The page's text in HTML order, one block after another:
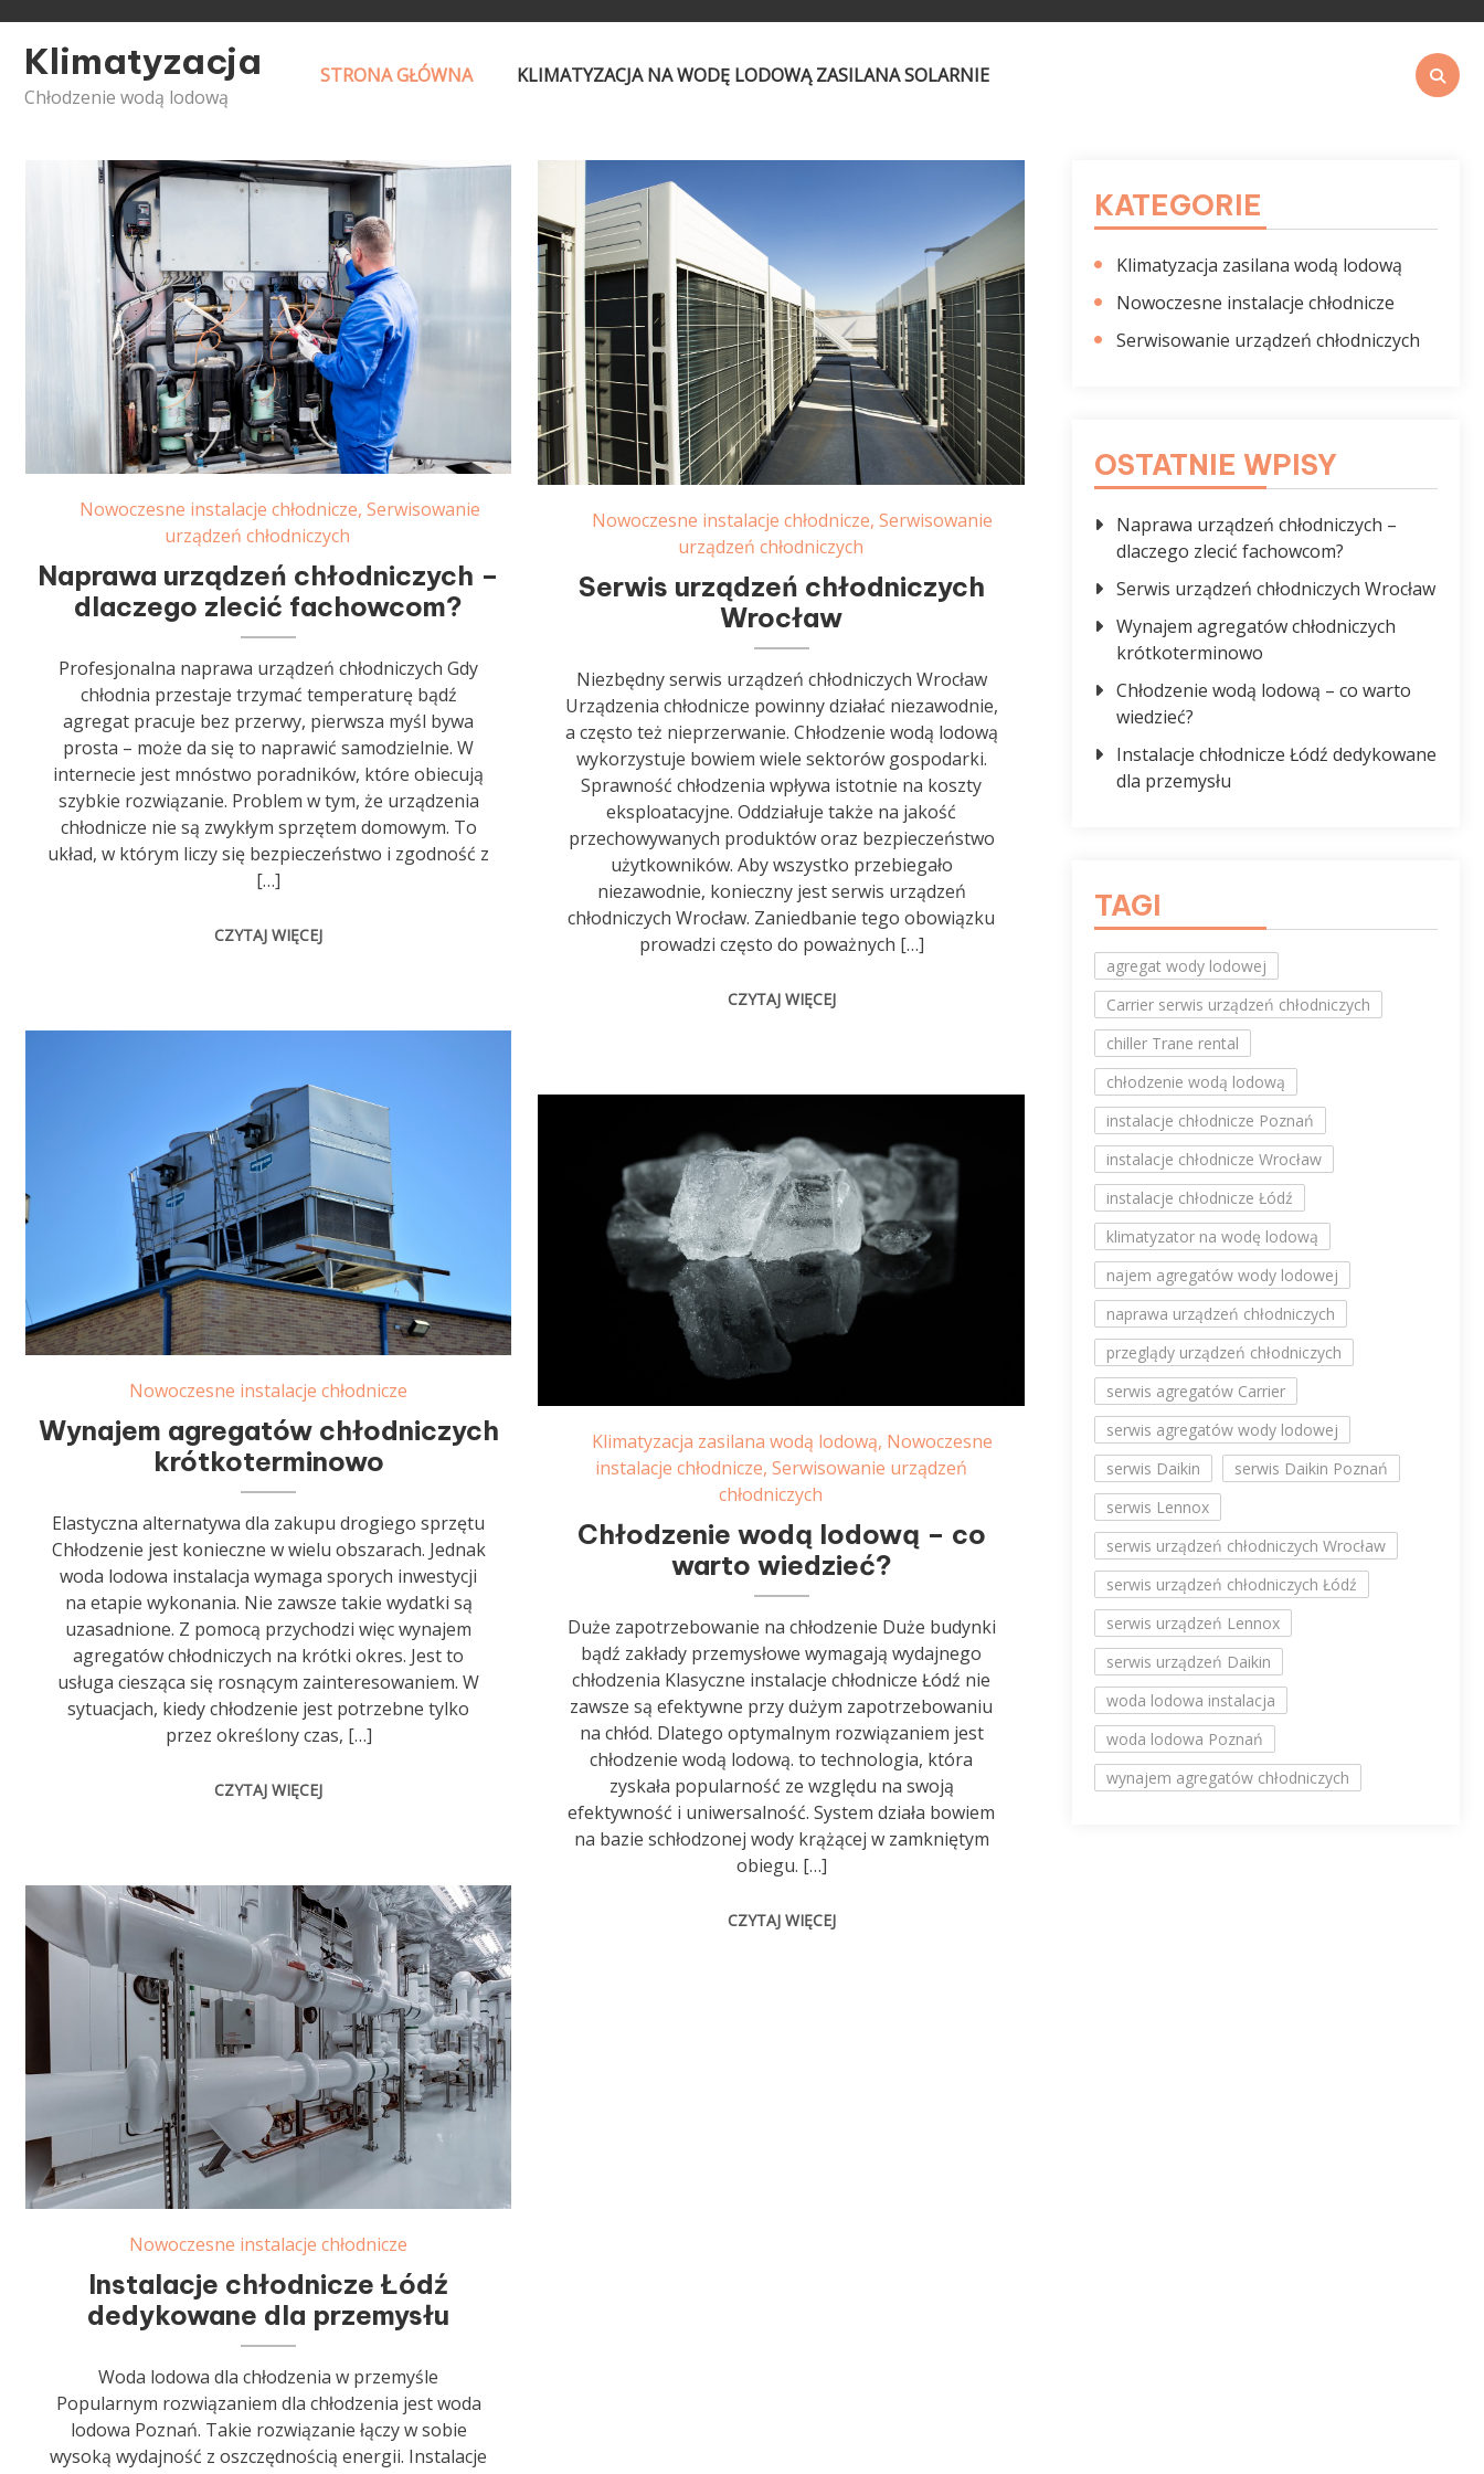
contentKlimatyzacja
Chłodzenie wodą lodową
STRONA GŁÓWNA KLIMATYZACJA NA WODĘ LODOWĄ ZASILANA SOLARNIE
Nowoczesne instalacje chłodnicze, Serwisowanie
urządzeń chłodniczych
Naprawa urządzeń chłodniczych –
dlaczego zlecić fachowcom?
Profesjonalna naprawa urządzeń chłodniczych Gdy
chłodnia przestaje trzymać temperaturę bądź
agregat pracuje bez przerwy, pierwsza myśl bywa
prosta – może da się to naprawić samodzielnie. W
internecie jest mnóstwo poradników, które obiecują
szybkie rozwiązanie. Problem w tym, że urządzenia
chłodnicze nie są zwykłym sprzętem domowym. To
układ, w którym liczy się bezpieczeństwo i zgodność z
[…]
CZYTAJ WIĘCEJ
Nowoczesne instalacje chłodnicze,Serwisowanie
urządzeń chłodniczych
Serwis urządzeń chłodniczych
Wrocław
Niezbędny serwis urządzeń chłodniczych Wrocław
Urządzenia chłodnicze powinny działać niezawodnie,
a często też nieprzerwanie. Chłodzenie wodą lodową
wykorzystuje bowiem wiele sektorów gospodarki.
Sprawność chłodzenia wpływa istotnie na koszty
eksploatacyjne. Oddziałuje także na jakość
przechowywanych produktów oraz bezpieczeństwo
użytkowników. Aby wszystko przebiegało
niezawodnie, konieczny jest serwis urządzeń
chłodniczych Wrocław. Zaniedbanie tego obowiązku
prowadzi często do poważnych […]
CZYTAJ WIĘCEJ
Nowoczesne instalacje chłodnicze
Wynajem agregatów chłodniczych
krótkoterminowo
Elastyczna alternatywa dla zakupu drogiego sprzętu
Chłodzenie jest konieczne w wielu obszarach. Jednak
woda lodowa instalacja wymaga sporych inwestycji
na etapie wykonania. Nie zawsze takie wydatki są
uzasadnione. Z pomocą przychodzi więc wynajem
agregatów chłodniczych na krótki okres. Jest to
usługa ciesząca się rosnącym zainteresowaniem. W
sytuacjach, kiedy chłodzenie jest potrzebne tylko
przez określony czas, […]
CZYTAJ WIĘCEJ
Klimatyzacja zasilana wodą lodową, Nowoczesne
instalacje chłodnicze,Serwisowanie urządzeń
chłodniczych
Chłodzenie wodą lodową – co
warto wiedzieć?
Duże zapotrzebowanie na chłodzenie Duże budynki
bądź zakłady przemysłowe wymagają wydajnego
chłodzenia Klasyczne instalacje chłodnicze Łódź nie
zawsze są efektywne przy dużym zapotrzebowaniu
na chłód. Dlatego optymalnym rozwiązaniem jest
chłodzenie wodą lodową. to technologia, która
zyskała popularność ze względu na swoją
efektywność i uniwersalność. System działa bowiem
na bazie schłodzonej wody krążącej w zamkniętym
obiegu. […]
CZYTAJ WIĘCEJ
Nowoczesne instalacje chłodnicze
Instalacje chłodnicze Łódź
dedykowane dla przemysłu
Woda lodowa dla chłodzenia w przemyśle
Popularnym rozwiązaniem dla chłodzenia jest woda
lodowa Poznań. Takie rozwiązanie łączy w sobie
wysoką wydajność z oszczędnością energii. Instalacje
KATEGORIE
Klimatyzacja zasilana wodą lodową
Nowoczesne instalacje chłodnicze
Serwisowanie urządzeń chłodniczych
OSTATNIE WPISY
Naprawa urządzeń chłodniczych –
dlaczego zlecić fachowcom?
Serwis urządzeń chłodniczych Wrocław
Wynajem agregatów chłodniczych
krótkoterminowo
Chłodzenie wodą lodową – co warto
wiedzieć?
Instalacje chłodnicze Łódź dedykowane
dla przemysłu
TAGI
agregat wody lodowej
Carrier serwis urządzeń chłodniczych
chiller Trane rental
chłodzenie wodą lodową
instalacje chłodnicze Poznań
instalacje chłodnicze Wrocław
instalacje chłodnicze Łódź
klimatyzator na wodę lodową
najem agregatów wody lodowej
naprawa urządzeń chłodniczych
przeglądy urządzeń chłodniczych
serwis agregatów Carrier
serwis agregatów wody lodowej
serwis Daikin
serwis Daikin Poznań
serwis Lennox
serwis urządzeń chłodniczych Wrocław
serwis urządzeń chłodniczych Łódź
serwis urządzeń Lennox
serwis urządzeń Daikin
woda lodowa instalacja
woda lodowa Poznań
wynajem agregatów chłodniczych